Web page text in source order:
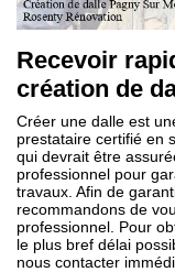
Recevoir
création de
Créer une dalle est
prestataire certifié en
qui devrait être
professionnel pour
travaux. Afin de
recommandons de
professionnel. Pour
le plus bref délai
nous contacter